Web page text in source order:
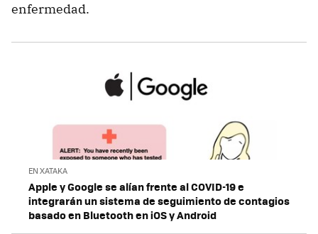
enfermedad.
EN XATAKA
Apple y Google se alían frente al COVID-19 e
integrarán un sistema de seguimiento de contagios
basado en Bluetooth en iOS y Android